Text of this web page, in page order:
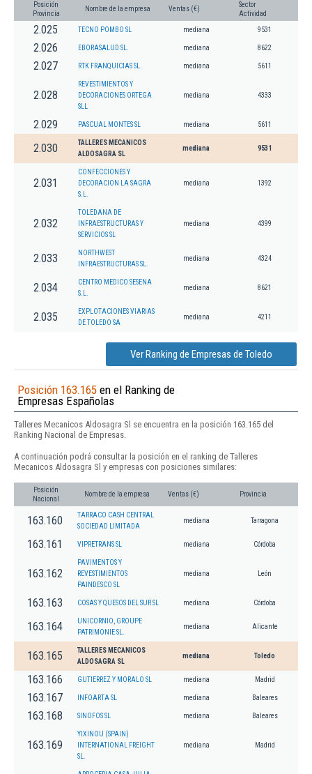
Posición
Provincia
Nombre de la empresa Ventas (€)
Sector
Actividad
2.025 TECNO POMBO SL mediana 9531
2.026 EBORASALUD SL. mediana 8622
2.027 RTK FRANQUICIAS SL. mediana 5611
2.028
REVESTIMIENTOS Y
DECORACIONES ORTEGA
SLL
mediana 4333
2.029 PASCUAL MONTES SL mediana 5611
2.030
TALLERES MECANICOS
ALDOSAGRA SL
mediana 9531
2.031
CONFECCIONES Y
DECORACION LA SAGRA
S.L.
mediana 1392
2.032
TOLEDANA DE
INFRAESTRUCTURAS Y
SERVICIOS SL
mediana 4399
2.033
NORTHWEST
INFRAESTRUCTURAS SL.
mediana 4324
2.034
CENTRO MEDICO SESENA
S.L.
mediana 8621
2.035
EXPLOTACIONES VIARIAS
DE TOLEDO SA
mediana 4211
Ver Ranking de Empresas de Toledo
Posición 163.165 en el Ranking de
Empresas Españolas
Talleres Mecanicos Aldosagra Sl se encuentra en la posición 163.165 del
Ranking Nacional de Empresas.
A continuación podrá consultar la posición en el ranking de Talleres
Mecanicos Aldosagra Sl y empresas con posiciones similares:
Posición
Nacional
Nombre de la empresa Ventas (€) Provincia
163.160
TARRACO CASH CENTRAL
SOCIEDAD LIMITADA
mediana Tarragona
163.161 VIPRETRANS SL mediana Córdoba
163.162
PAVIMENTOS Y
REVESTIMIENTOS
PAINDESCO SL
mediana León
163.163 COSAS Y QUESOS DEL SUR SL mediana Córdoba
163.164
UNICORNIO, GROUPE
PATRIMONIE SL.
mediana Alicante
163.165
TALLERES MECANICOS
ALDOSAGRA SL
mediana Toledo
163.166 GUTIERREZ Y MORALO SL mediana Madrid
163.167 INFOARTA SL mediana Baleares
163.168 SINOFOS SL mediana Baleares
163.169
YIXINOU (SPAIN)
INTERNATIONAL FREIGHT
SL.
mediana Madrid